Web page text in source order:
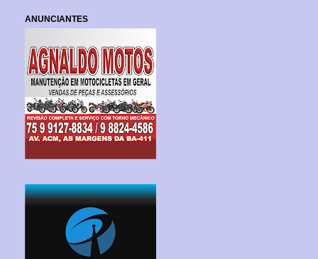
ANUNCIANTES